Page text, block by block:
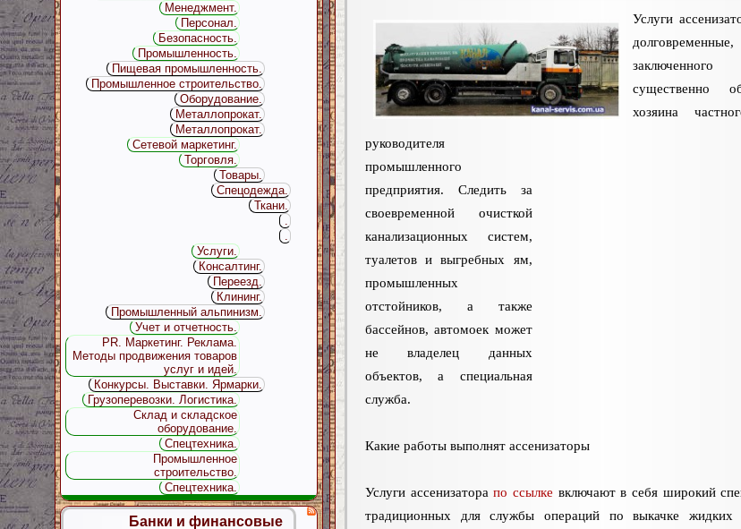
Услуги
существенно
хозяина
руководителя
промышленного
предприятия. Следить за
своевременной очисткой
канализационных систем,
туалетов и выгребных ям,
промышленных
отстойников, а также
бассейнов, автомоек может
не владелец данных
объектов, а специальная
служба.
Какие работы выполнят ассенизаторы
Услуги ассенизаторапо ссылке включают в себя широкий
традиционных для службы операций по выкачке жидких
Менеджмент.
Персонал.
Безопасность.
Промышленность.
Пищевая промышленность.
Промышленное строительство.
Оборудование.
Металлопрокат.
Металлопрокат.
Сетевой маркетинг.
Торговля.
Товары.
Спецодежда.
Ткани.
.
.
Услуги.
Консалтинг.
Переезд.
Клининг.
Промышленный альпинизм.
Учет и отчетность.
PR. Маркетинг. Реклама.
Методы продвижения товаров
услуг и идей.
Конкурсы. Выставки. Ярмарки.
Грузоперевозки. Логистика.
Склад и складское
оборудование.
Спецтехника.
Промышленное
строительство.
Спецтехника.
Банки и финансовые